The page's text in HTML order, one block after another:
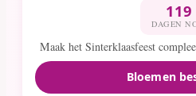
119
DAGEN
Maak het Sinterklaasfeest
Bloemen